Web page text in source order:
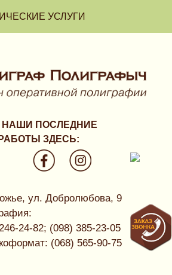
УСЛУГИ
НАШИ ПОСЛЕДНИЕ
РАБОТЫ ЗДЕСЬ:
ул. Добролюбова, 9
24-82; (098) 385-23-05
(068) 565-90-75